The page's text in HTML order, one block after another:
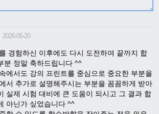
2026-05-20
경험하신 이후에도 다시 도전하여 끝까지 합
분 정말 축하드립니다 ^^
에서도 강의 프린트를 중심으로 중요한 부분을
서 추가로 설명해주시는 부분을 꼼꼼하게 받아
실제 시험 대비에 큰 도움이 되시고 그 결과 합
아닌가 싶었습니다 ^^